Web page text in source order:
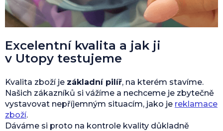
Excelentní kvalita a jak ji
v Utopy testujeme
Kvalita zboží je základní pilíř, na kterém stavíme.
Našich zákazníků si vážíme a nechceme je zbytečně
vystavovat nepříjemným situacím, jako je reklamace
zboží.
Dáváme si proto na kontrole kvality důkladně